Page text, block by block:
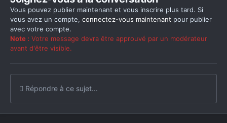
Vous pouvez publier maintenant et vous inscrire plus tard. Si
vous avez un compte, connectez-vous maintenant pour publier
avec votre compte.
Note : Votre message devra être approuvé par un modérateur
avant d'être visible.
Répondre à ce sujet...